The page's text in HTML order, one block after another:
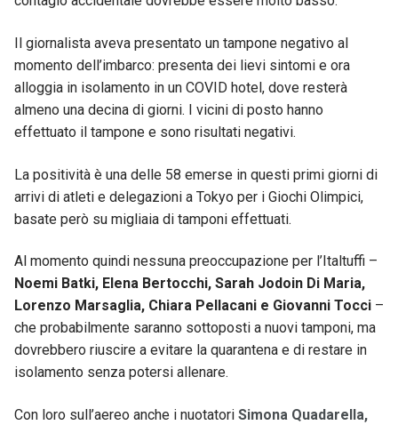
Il giornalista aveva presentato un tampone negativo al
momento dell’imbarco: presenta dei lievi sintomi e ora
alloggia in isolamento in un COVID hotel, dove resterà
almeno una decina di giorni. I vicini di posto hanno
effettuato il tampone e sono risultati negativi.
La positività è una delle 58 emerse in questi primi giorni di
arrivi di atleti e delegazioni a Tokyo per i Giochi Olimpici,
basate però su migliaia di tamponi effettuati.
Al momento quindi nessuna preoccupazione per l’Italtuffi –
Noemi Batki, Elena Bertocchi, Sarah Jodoin Di Maria,
Lorenzo Marsaglia, Chiara Pellacani e Giovanni Tocci –
che probabilmente saranno sottoposti a nuovi tamponi, ma
dovrebbero riuscire a evitare la quarantena e di restare in
isolamento senza potersi allenare.
Con loro sull’aereo anche i nuotatori Simona Quadarella,